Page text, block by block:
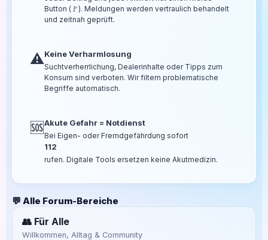
Button (🚩). Meldungen werden vertraulich behandelt
und zeitnah geprüft.
⚠️Keine Verharmlosung
Suchtverherrlichung, Dealerinhalte oder Tipps zum
Konsum sind verboten. Wir filtern problematische
Begriffe automatisch.
🆘Akute Gefahr = Notdienst
Bei Eigen- oder Fremdgefährdung sofort
112
rufen. Digitale Tools ersetzen keine Akutmedizin.
💬 Alle Forum-Bereiche
👥 Für Alle
Willkommen, Alltag & Community